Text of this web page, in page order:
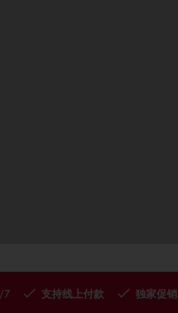
7 支持线上付款 独家促销